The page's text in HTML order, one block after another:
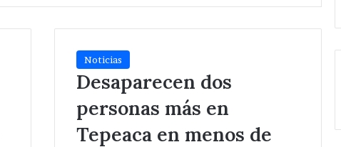
Noticias
Desaparecen dos
personas más en
Tepeaca en menos de